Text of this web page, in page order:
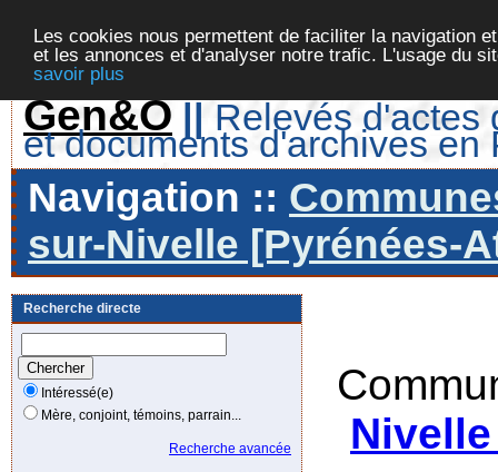
Les cookies nous permettent de faciliter la navigation
et les annonces et d'analyser notre trafic. L'usage du
savoir plus
Gen&O || Relevés d'actes
et documents d'archives en
Navigation ::
sur-Nivelle [Pyrénées-
Recherche directe
Intéressé(e)
Mère, conjoint, témoins, parrain...
Recherche avancée